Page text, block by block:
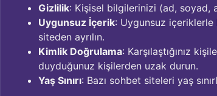
Gizlilik: Kişisel bilgilerinizi (ad, soyad,
Uygunsuz İçerik: Uygunsuz içeriklerle
siteden ayrılın.
Kimlik Doğrulama: Karşılaştığınız
duyduğunuz kişilerden uzak durun.
Yaş Sınırı: Bazı sohbet siteleri yaş